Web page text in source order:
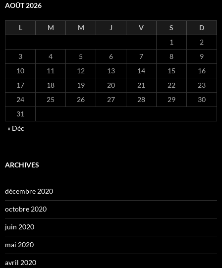
AOÛT 2026
L M M J V S
D
1
2
3
4 5 6 7 8
9
10
11 12 13 14 15
16
17
18 19 20 21 22
23
24
25 26 27 28 29
30
31
« Déc
ARCHIVES
décembre 2020
octobre 2020
juin 2020
mai 2020
avril 2020